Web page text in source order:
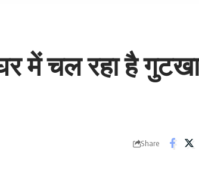
में चल रहा है
Share